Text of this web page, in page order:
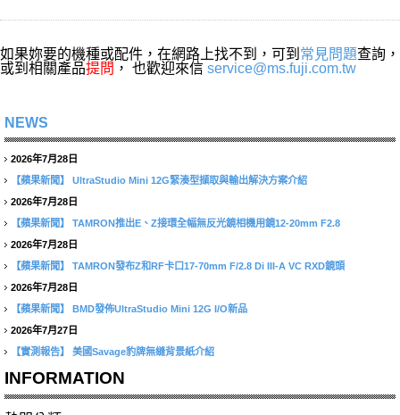
如果妳要的機種或配件，在網路上找不到，可到 常見問題查詢，
或到相關產品提問 ， 也歡迎來信 service@ms.fuji.com.tw
NEWS
2026年7月28日
【蘋果新聞】
UltraStudio Mini 12G緊湊型擷取與輸出解決方案介紹
2026年7月28日
【蘋果新聞】
TAMRON推出E、Z接環全幅無反光鏡相機用鏡12-20mm F2.8
2026年7月28日
【蘋果新聞】
TAMRON發布Z和RF卡口17-70mm F/2.8 Di III-A VC RXD鏡頭
2026年7月28日
【蘋果新聞】
BMD發佈UltraStudio Mini 12G I/O新品
2026年7月27日
【實測報告】
美國Savage豹牌無縫背景紙介紹
INFORMATION